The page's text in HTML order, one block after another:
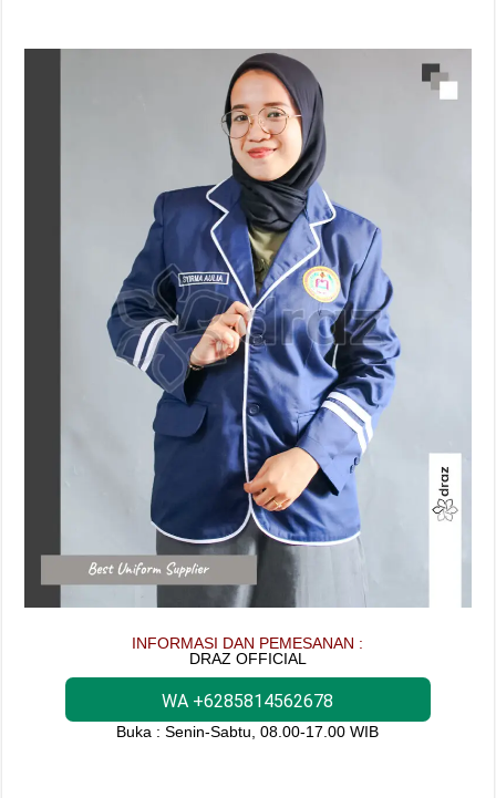
INFORMASI DAN PEMESANAN :
DRAZ OFFICIAL
WA +6285814562678
Buka : Senin-Sabtu, 08.00-17.00 WIB